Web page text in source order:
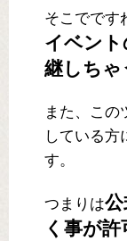
そこでです
イベン
継しちゃ
また、この
している方
す。
つまりは
く事が